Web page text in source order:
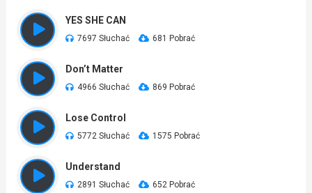
YES SHE CAN
7697 Słuchać 681 Pobrać
Don’t Matter
4966 Słuchać 869 Pobrać
Lose Control
5772 Słuchać 1575 Pobrać
Understand
2891 Słuchać 652 Pobrać